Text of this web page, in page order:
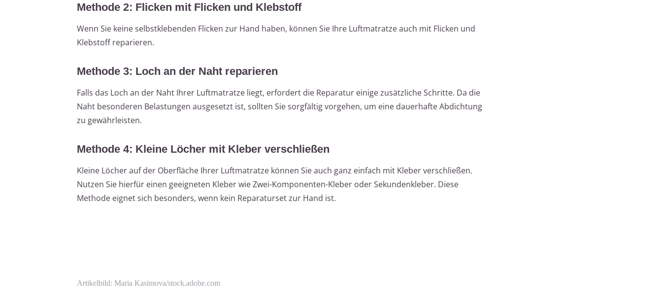
Methode 2: Flicken mit Flicken und Klebstoff
Wenn Sie keine selbstklebenden Flicken zur Hand haben, können Sie Ihre Luftmatratze auch mit Flicken und
Klebstoff reparieren.
Methode 3: Loch an der Naht reparieren
Falls das Loch an der Naht Ihrer Luftmatratze liegt, erfordert die Reparatur einige zusätzliche Schritte. Da die
Naht besonderen Belastungen ausgesetzt ist, sollten Sie sorgfältig vorgehen, um eine dauerhafte Abdichtung
zu gewährleisten.
Methode 4: Kleine Löcher mit Kleber verschließen
Kleine Löcher auf der Oberfläche Ihrer Luftmatratze können Sie auch ganz einfach mit Kleber verschließen.
Nutzen Sie hierfür einen geeigneten Kleber wie Zwei-Komponenten-Kleber oder Sekundenkleber. Diese
Methode eignet sich besonders, wenn kein Reparaturset zur Hand ist.
Artikelbild: Maria Kasimova/stock.adobe.com